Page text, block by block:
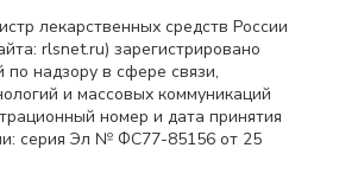
лекарственных средств России
rlsnet.ru) зарегистрировано
надзору в сфере связи,
и массовых коммуникаций
номер и дата принятия
серия Эл № ФС77-85156 от 25